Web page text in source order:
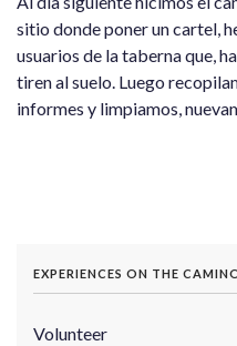
sitio donde poner un cartel,
usuarios de la taberna que,
tiren al suelo. Luego
informes y limpiamos,
EXPERIENCES ON THE
Volunteer